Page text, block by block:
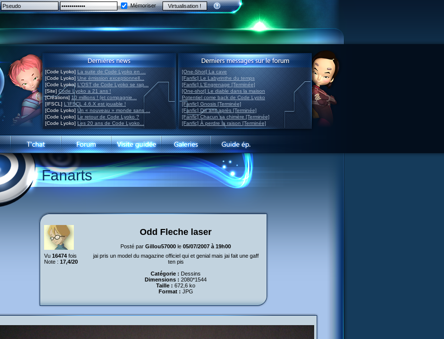
Mémoriser
[Code Lyoko] La suite de Code Lyoko en ...
[Code Lyoko] Une émission exceptionnell...
[Code Lyoko] L'OST de Code Lyoko se rap...
[Site] Code Lyoko a 21 ans !
[Créations] 10 millions ! (et compagnie...
[IFSCL] L'IFSCL 4.6.X est jouable !
[Code Lyoko] Un « nouveau » monde sans ...
[Code Lyoko] Le retour de Code Lyoko ?
[Code Lyoko] Les 20 ans de Code Lyoko...
[One-Shot] La cave
[Fanfic] Le Labyrinthe du temps
[Fanfic] L'Engrenage [Terminée]
[One-shot] Le diable dans la maison
Potentiel come back de Code Lyoko
[Fanfic] Gnosis [Terminée]
[Fanfic] Dix ans après [Terminée]
[Fanfic] Chacun sa chimère [Terminée]
[Fanfic] À perdre la raison [Terminée]
Fanarts
Odd Fleche laser
Posté par Gillou57000 le 05/07/2007 à 19h00
Vu 16474fois
Note : 17,4/20
jai pris un model du magazine officiel qui et genial mais jai fait une gaff
ten pis
Catégorie : Dessins
Dimensions : 2080*1544
Taille : 672,6 ko
Format : JPG